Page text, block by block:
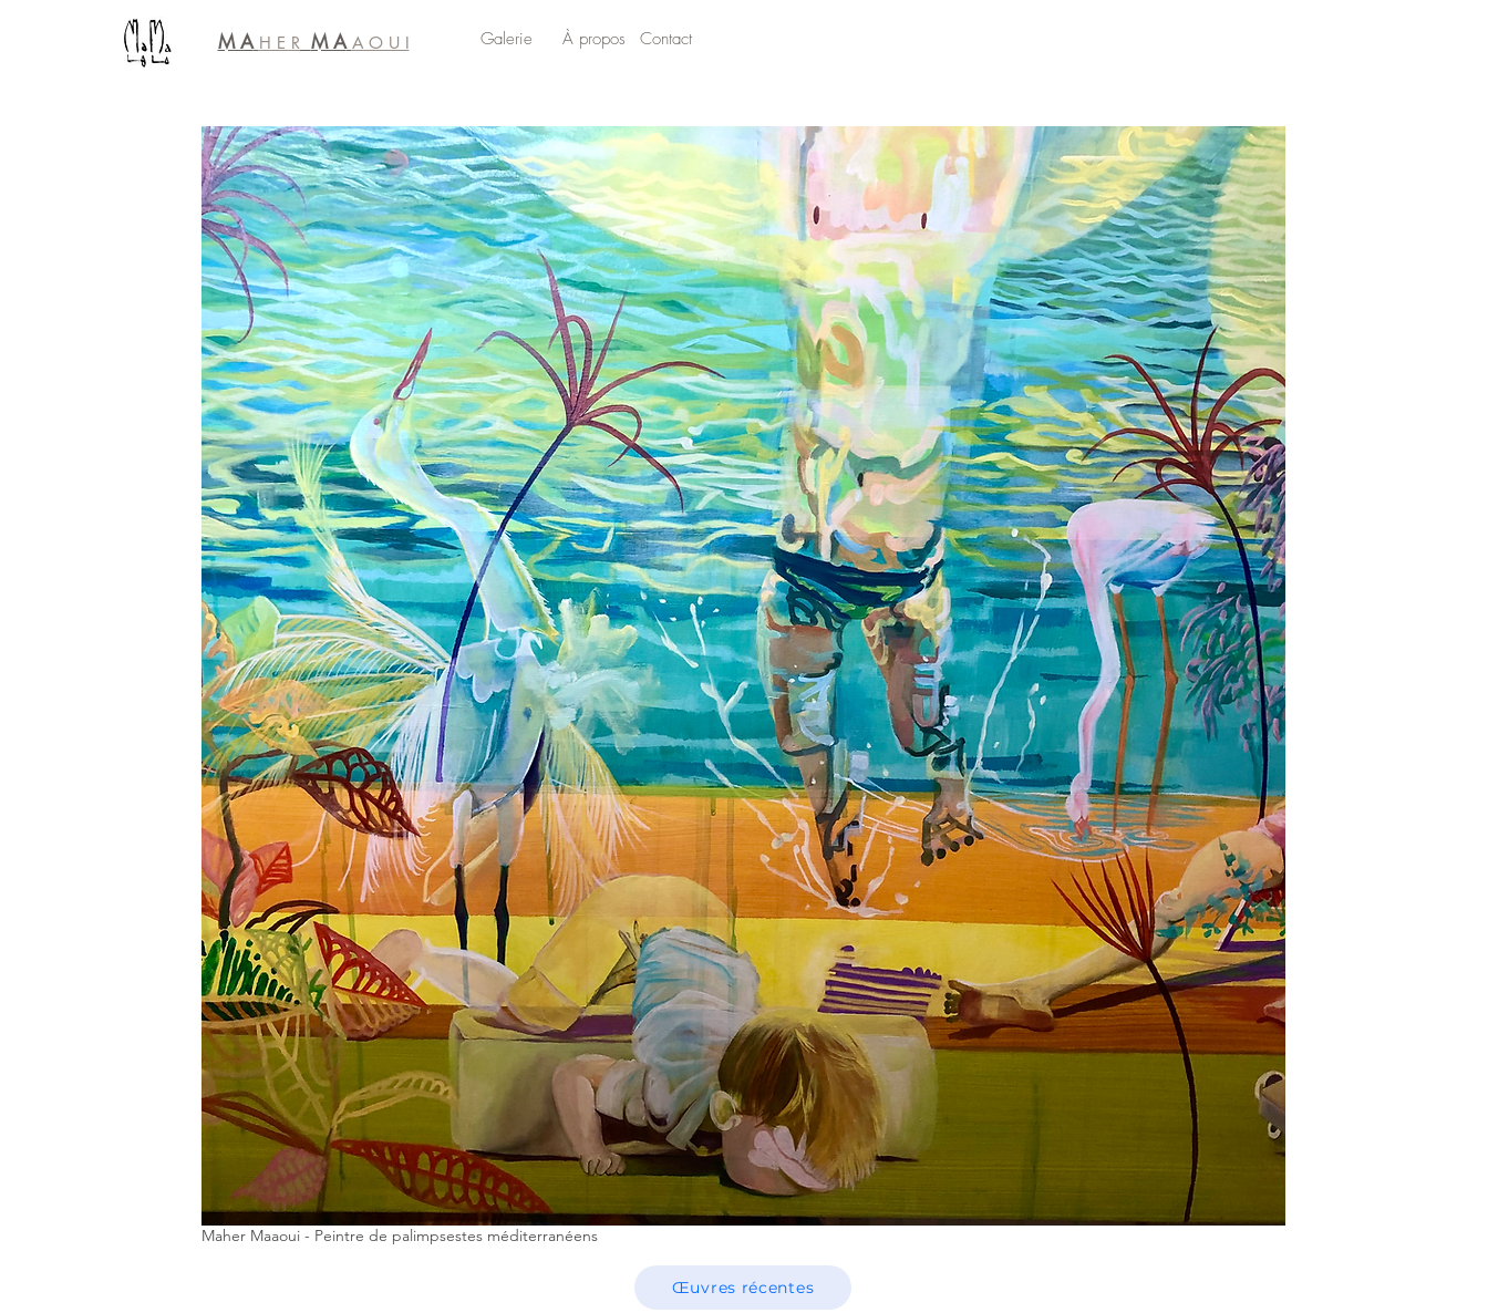
M A H E R M A A O U I Galerie À propos Contact
Maher Maaoui - Peintre de palimpsestes méditerranéens
Œuvres récentes